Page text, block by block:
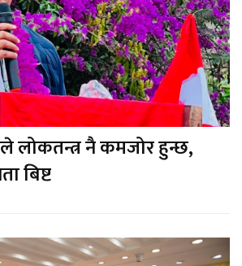
लोकतन्त्र नै कमजोर हुन्छ,
बिष्ट